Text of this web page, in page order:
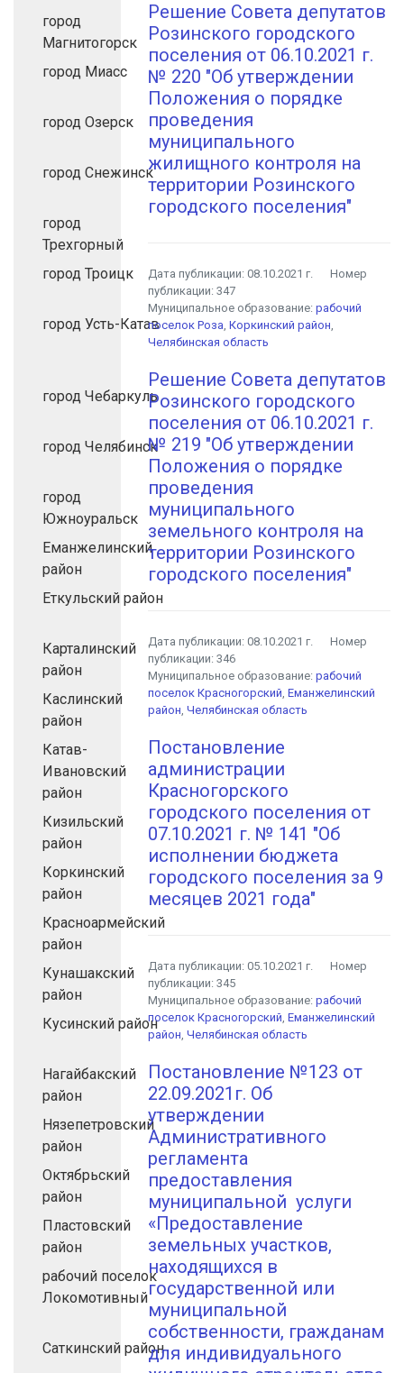
город
Магнитогорск
город Миасс
город Озерск
город Снежинск
город
Трехгорный
город Троицк
город Усть-Катав
город Чебаркуль
город Челябинск
город
Южноуральск
Еманжелинский
район
Еткульский район
Карталинский
район
Каслинский
район
Катав-
Ивановский
район
Кизильский
район
Коркинский
район
Красноармейский
район
Кунашакский
район
Кусинский район
Нагайбакский
район
Нязепетровский
район
Октябрьский
район
Пластовский
район
рабочий поселок
Локомотивный
Саткинский район
Решение Совета депутатов
Розинского городского
поселения от 06.10.2021 г.
№ 220 "Об утверждении
Положения о порядке
проведения
муниципального
жилищного контроля на
территории Розинского
городского поселения"
Дата публикации:08.10.2021 г.
Номер
публикации:347
Муниципальное образование:рабочий
поселок Роза,Коркинский район,
Челябинская область
Решение Совета депутатов
Розинского городского
поселения от 06.10.2021 г.
№ 219 "Об утверждении
Положения о порядке
проведения
муниципального
земельного контроля на
территории Розинского
городского поселения"
Дата публикации:08.10.2021 г.
Номер
публикации:346
Муниципальное образование:рабочий
поселок Красногорский,Еманжелинский
район,Челябинская область
Постановление
администрации
Красногорского
городского поселения от
07.10.2021 г. № 141 "Об
исполнении бюджета
городского поселения за 9
месяцев 2021 года"
Дата публикации:05.10.2021 г.
Номер
публикации:345
Муниципальное образование:рабочий
поселок Красногорский,Еманжелинский
район,Челябинская область
Постановление №123​ от
22.09.2021г.​ Об
утверждении
Административного
регламента​ ​ ​
предоставления​
муниципальной​ ​ услуги​
«Предоставление
земельных участков,
находящихся в
государственной или
муниципальной​ ​ ​
собственности,​ гражданам
для индивидуального